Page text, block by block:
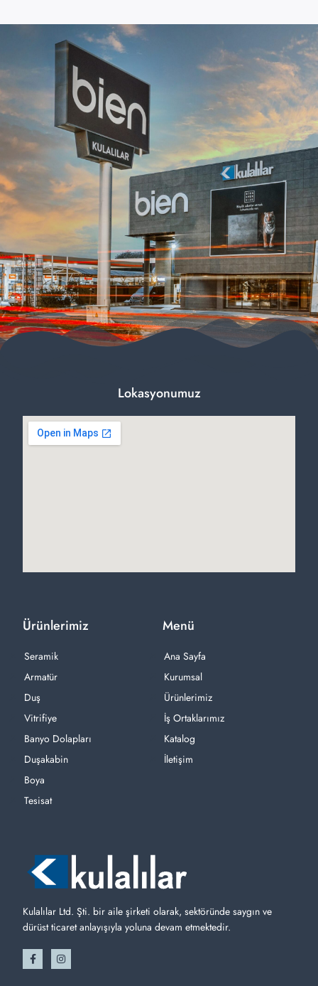
Kulalılar Ltd. Şti. bir aile şirketi olarak, sektöründe saygın ve
dürüst ticaret anlayışıyla yoluna devam etmektedir.
Menü
Ana Sayfa
Kurumsal
Ürünlerimiz
İş Ortaklarımız
Katalog
İletişim
Ürünlerimiz
Seramik
Armatür
Duş
Vitrifiye
Banyo Dolapları
Duşakabin
Boya
Tesisat
Lokasyonumuz